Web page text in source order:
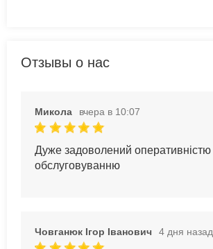
Отзывы о нас
Микола вчера в 10:07
Дуже задоволений оперативністю
обслуговуванню
Човганюк Ігор Іванович 4 дня назад